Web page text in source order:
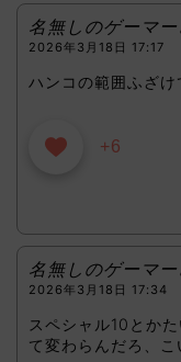
名無しのゲーマー
2026年3月18日 17:17
ハンコの範囲ふざ
+6
名無しのゲーマー
2026年3月18日 17:34
スペシャル10とか
て変わらんだろ、こ